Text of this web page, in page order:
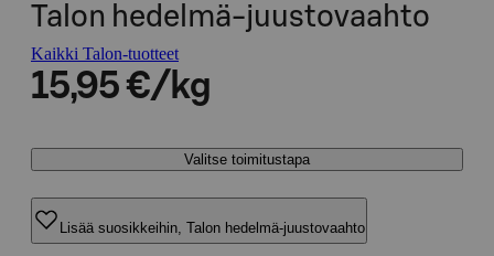
Talon hedelmä-juustovaahto
Kaikki Talon-tuotteet
15,95 €/kg
Valitse toimitustapa
Lisää suosikkeihin, Talon hedelmä-juustovaahto